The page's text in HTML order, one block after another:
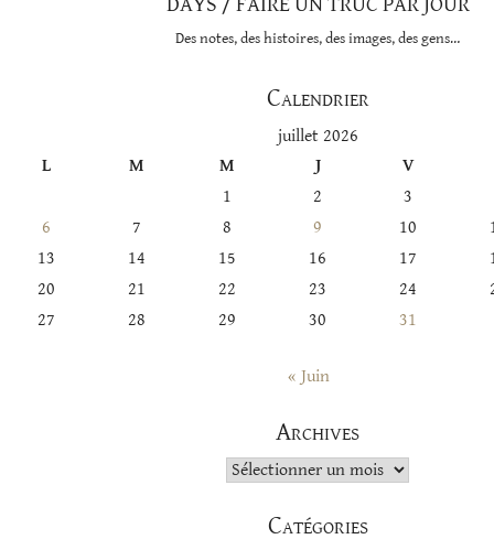
Des notes, des histoires, des images, des gens…
Calendrier
juillet 2026
L
M M J
V
1
2
3
6
7 8 9 10
13
14 15 16 17
20
21 22 23 24
27
28 29 30 31
« Juin
Archives
Archives
Catégories